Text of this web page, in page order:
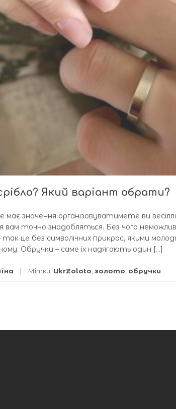
Який варіант обрати?
має значення організовуватимете ви
вам точно знадобляться. Без чого
так це без символічних прикрас, якими
Обручки – саме їх надягають один […]
Мітки: UkrZoloto золото обручки